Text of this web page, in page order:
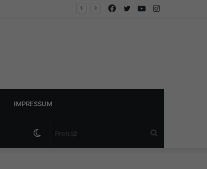
Instagram
YouTube
Twitter
Facebook
IMPRESSUM
Switch